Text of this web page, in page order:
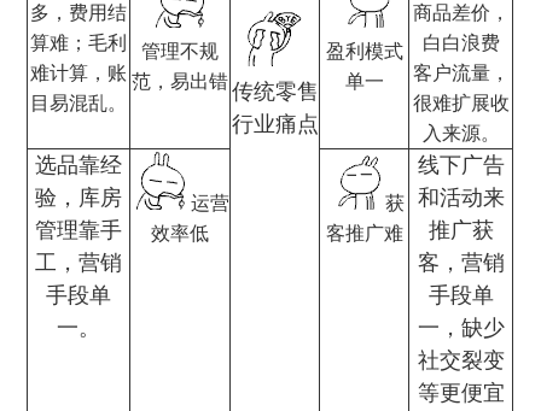
传统零售
行业痛点
多，费用结
算难；毛利
难计算，账
目易混乱。
管理不规
范，易出错
盈利模式
单一
商品差价，
白白浪费
客户流量，
很难扩展收
入来源。
选品靠经
验，库房
管理靠手
工，营销
手段单
一。
运营
效率低
获
客推广难
线下广告
和活动来
推广获
客，营销
手段单
一，缺少
社交裂变
等更便宜